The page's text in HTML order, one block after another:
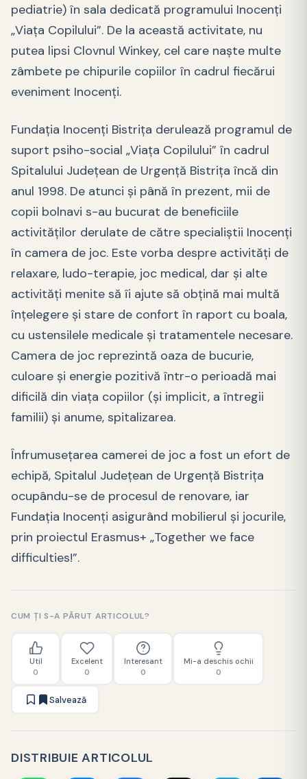
pediatrie) în sala dedicată programului Inocenţi
„Viaţa Copilului”. De la această activitate, nu
putea lipsi Clovnul Winkey, cel care naşte multe
zâmbete pe chipurile copiilor în cadrul fiecărui
eveniment Inocenţi.
Fundaţia Inocenţi Bistriţa derulează programul de
suport psiho-social „Viaţa Copilului” în cadrul
Spitalului Judeţean de Urgenţă Bistriţa încă din
anul 1998. De atunci şi până în prezent, mii de
copii bolnavi s-au bucurat de beneficiile
activităţilor derulate de către specialiştii Inocenţi
în camera de joc. Este vorba despre activităţi de
relaxare, ludo-terapie, joc medical, dar şi alte
activităţi menite să îi ajute să obţină mai multă
înţelegere şi stare de confort în raport cu boala,
cu ustensilele medicale şi tratamentele necesare.
Camera de joc reprezintă oaza de bucurie,
culoare şi energie pozitivă într-o perioadă mai
dificilă din viaţa copiilor (şi implicit, a întregii
familii) şi anume, spitalizarea.
Înfrumuseţarea camerei de joc a fost un efort de
echipă, Spitalul Judeţean de Urgenţă Bistriţa
ocupându-se de procesul de renovare, iar
Fundaţia Inocenţi asigurând mobilierul şi jocurile,
prin proiectul Erasmus+ „Together we face
difficulties!”.
CUM ȚI S-A PĂRUT ARTICOLUL?
Util
0
Excelent
0
Interesant
0
Mi-a deschis ochii
0
Salvează
DISTRIBUIE ARTICOLUL